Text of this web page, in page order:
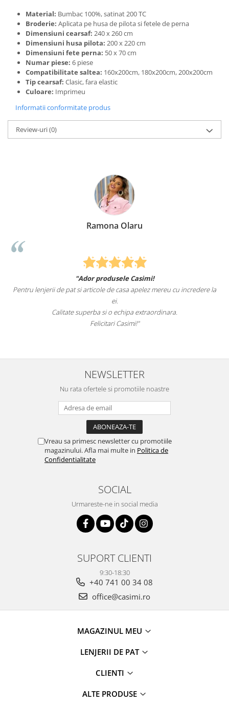
Material: Bumbac 100%, satinat 200 TC
Broderie: Aplicata pe husa de pilota si fetele de perna
Dimensiuni cearsaf: 240 x 260 cm
Dimensiuni husa pilota: 200 x 220 cm
Dimensiuni fete perna: 50 x 70 cm
Numar piese: 6 piese
Compatibilitate saltea: 160x200cm, 180x200cm, 200x200cm
Tip cearsaf: Clasic, fara elastic
Culoare: Imprimeu
Informatii conformitate produs
Review-uri(0)
Ramona Olaru
"Ador produsele Casimi!
Pentru lenjerii de pat si articole de casa apelez mereu cu incredere la
ei.
Calitate superba si o echipa extraordinara.
Felicitari Casimi!"
NEWSLETTER
Nu rata ofertele si promotiile noastre
Vreau sa primesc newsletter cu promotiile
magazinului. Afla mai multe in Politica de
Confidentialitate
SOCIAL
Urmareste-ne in social media
SUPORT CLIENTI
9:30-18:30
+40 741 00 34 08
office@casimi.ro
MAGAZINUL MEU
LENJERII DE PAT
CLIENTI
ALTE PRODUSE